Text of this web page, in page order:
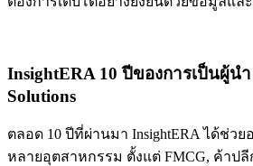
InsightERA 10 ปีของการเป็นผู้น
Solutions
ตลอด 10 ปีที่ผ่านมา InsightERA ได้ช่ว
หลายอุตสาหกรรม ตั้งแต่ FMCG, ค้าป